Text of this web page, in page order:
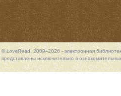
© LoveRead, 2009–2026 - электронная
представлены исключительно в